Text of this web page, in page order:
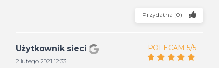
Przydatna (0)
Użytkownik sieci
2 lutego 2021 12:33
POLECAM 5/5